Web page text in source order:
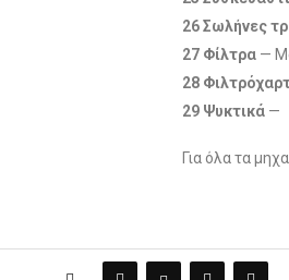
26 Σωλήνες
27 Φίλτρα —
28
29 Ψυκτικά —
Για όλα τα